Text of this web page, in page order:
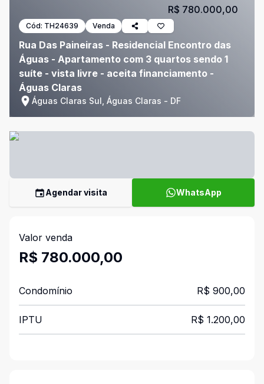
Cód: TH24639 Venda
Rua Das Paineiras - Residencial Encontro das
Águas - Apartamento com 3 quartos sendo 1
suíte - vista livre - aceita financiamento -
Águas Claras
Águas Claras Sul, Águas Claras - DF
R$ 780.000,00
Agendar visita WhatsApp
Valor venda
R$ 780.000,00
Condomínio R$ 900,00
IPTU R$ 1.200,00